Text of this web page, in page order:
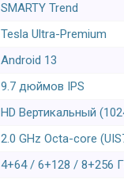
SMARTY Trend
Tesla Ultra-Premium
Android 13
9.7 дюймов IPS
HD Вертикальный
2.0 GHz Octa-core
4+64 / 6+128 / 8+256